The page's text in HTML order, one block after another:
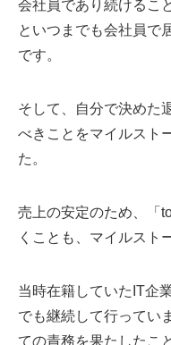
会社員であり続けるこ
といつまでも会社員で
です。
そして、自分で決めた
べきことをマイルスト
た。
売上の安定のため、「
くことも、マイルスト
当時在籍していたIT企
でも継続して行ってい
ての責務を果たしたこ